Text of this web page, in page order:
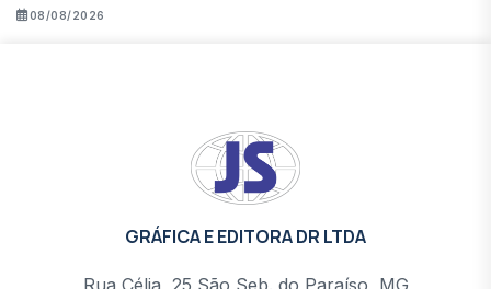
08/08/2026
GRÁFICA E EDITORA DR LTDA